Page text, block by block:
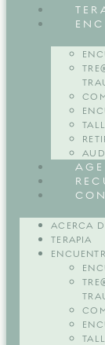
ACERCA
TERAPIA